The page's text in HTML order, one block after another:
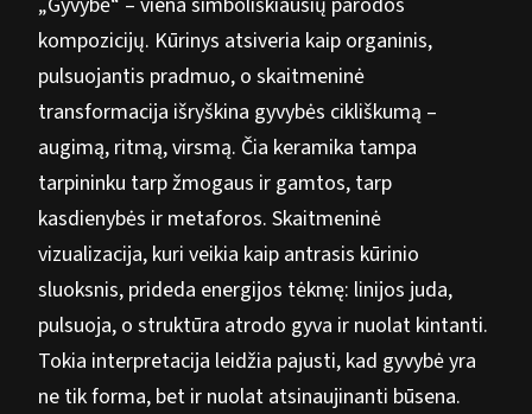
kompozicijų. Kūrinys atsiveria kaip organinis,
pulsuojantis pradmuo, o skaitmeninė
transformacija išryškina gyvybės cikliškumą –
augimą, ritmą, virsmą. Čia keramika tampa
tarpininku tarp žmogaus ir gamtos, tarp
kasdienybės ir metaforos. Skaitmeninė
vizualizacija, kuri veikia kaip antrasis kūrinio
sluoksnis, prideda energijos tėkmę: linijos juda,
pulsuoja, o struktūra atrodo gyva ir nuolat kintanti.
Tokia interpretacija leidžia pajusti, kad gyvybė yra
ne tik forma, bet ir nuolat atsinaujinanti būsena.